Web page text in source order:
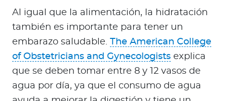
Al igual que la alimentación, la hidratación
también es importante para tener un
embarazo saludable. The American College
of Obstetricians and Gynecologists explica
que se deben tomar entre 8 y 12 vasos de
agua por día, ya que el consumo de agua